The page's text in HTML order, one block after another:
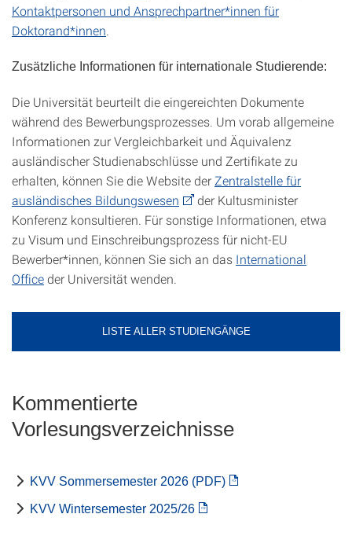
Kontaktpersonen und Ansprechpartner*innen für
Doktorand*innen
Zusätzliche Informationen für internationale Studierende:
Die Universität beurteilt die eingereichten Dokumente
während des Bewerbungsprozesses. Um vorab allgemeine
Informationen zur Vergleichbarkeit und Äquivalenz
ausländischer Studienabschlüsse und Zertifikate zu
erhalten, können Sie die Website der Zentralstelle für
ausländisches Bildungswesen
der Kultusminister
Konferenz konsultieren. Für sonstige Informationen, etwa
zu Visum und Einschreibungsprozess für nicht-EU
Bewerber*innen, können Sie sich an das International
Officeder Universität wenden.
LISTE ALLER STUDIENGÄNGE
Kommentierte
Vorlesungsverzeichnisse
KVV Sommersemester 2026 (PDF)
KVV Wintersemester 2025/26